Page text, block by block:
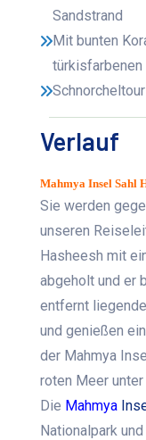
Sandstrand
Mit bunten
türkisfarbenen
Verlauf
Mahmya Insel Sahl
Sie werden
unseren
Hasheesh mit
abgeholt und er
entfernt
und genießen
der Mahmya
roten Meer
Die Mahmya
Nationalpark